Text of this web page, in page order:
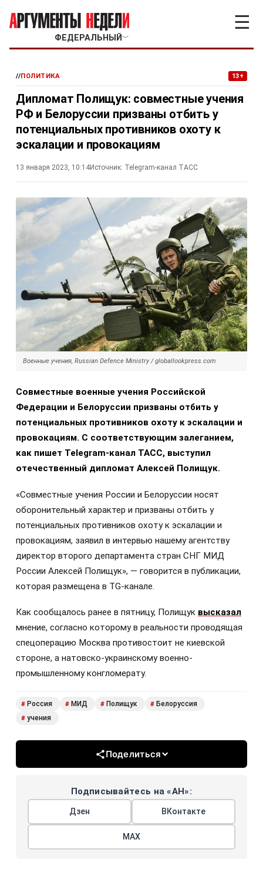
ФЕДЕРАЛЬНЫЙ ﹀
☰
//ПОЛИТИКА 13+
Дипломат Полищук: совместные учения
РФ и Белоруссии призваны отбить у
потенциальных противников охоту к
эскалации и провокациям
13 января 2023, 10:14Источник: Telegram-канал ТАСС
Военные учения, Russian Defence Ministry / globallookpress.com
Совместные военные учения Российской
Федерации и Белоруссии призваны отбить у
потенциальных противников охоту к эскалации и
провокациям. С соответствующим залеганием,
как пишет Telegram-канал ТАСС, выступил
отечественный дипломат Алексей Полищук.
«Совместные учения России и Белоруссии носят
оборонительный характер и призваны отбить у
потенциальных противников охоту к эскалации и
провокациям, заявил в интервью нашему агентству
директор второго департамента стран СНГ МИД
России Алексей Полищук», — говорится в публикации,
которая размещена в TG-канале.
Как сообщалось ранее в пятницу, Полищук высказал
мнение, согласно которому в реальности проводящая
спецоперацию Москва противостоит не киевской
стороне, а натовско-украинскому военно-
промышленному конгломерату.
# Россия # МИД # Полищук # Белоруссия
# учения
Поделиться
Подписывайтесь на «АН»:
Дзен ВКонтакте
МАХ